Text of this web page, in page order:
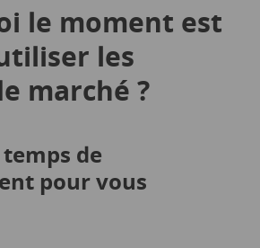
le moment est
les
marché ?
de
pour vous